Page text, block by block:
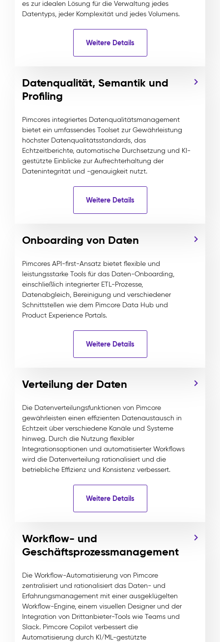
es zur idealen Lösung für die Verwaltung jedes
Datentyps, jeder Komplexität und jedes Volumens.
Weitere Details
Datenqualität, Semantik und
Profiling
Pimcores integriertes Datenqualitätsmanagement
bietet ein umfassendes Toolset zur Gewährleistung
höchster Datenqualitätsstandards, das
Echtzeitberichte, automatische Durchsetzung und KI-
gestützte Einblicke zur Aufrechterhaltung der
Datenintegrität und -genauigkeit nutzt.
Weitere Details
Onboarding von Daten
Pimcores API-first-Ansatz bietet flexible und
leistungsstarke Tools für das Daten-Onboarding,
einschließlich integrierter ETL-Prozesse,
Datenabgleich, Bereinigung und verschiedener
Schnittstellen wie dem Pimcore Data Hub und
Product Experience Portals.
Weitere Details
Verteilung der Daten
Die Datenverteilungsfunktionen von Pimcore
gewährleisten einen effizienten Datenaustausch in
Echtzeit über verschiedene Kanäle und Systeme
hinweg. Durch die Nutzung flexibler
Integrationsoptionen und automatisierter Workflows
wird die Datenverteilung rationalisiert und die
betriebliche Effizienz und Konsistenz verbessert.
Weitere Details
Workflow- und
Geschäftsprozessmanagement
Die Workflow-Automatisierung von Pimcore
zentralisiert und rationalisiert das Daten- und
Erfahrungsmanagement mit einer ausgeklügelten
Workflow-Engine, einem visuellen Designer und der
Integration von Drittanbieter-Tools wie Teams und
Slack. Pimcore Copilot verbessert die
Automatisierung durch KI/ML-gestützte